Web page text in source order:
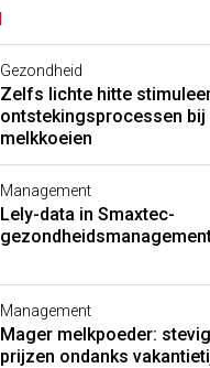
Gezondheid
Zelfs lichte hitte
ontstekingsprocessen bij
melkkoeien
Management
Lely-data in Smaxtec-
Management
Mager melkpoeder:
prijzen ondanks